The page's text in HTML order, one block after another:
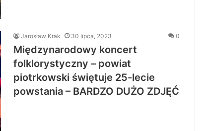
Jarosław Krak 30 lipca, 2023 0
Międzynarodowy koncert
folklorystyczny – powiat
piotrkowski świętuje 25-lecie
powstania – BARDZO DUŻO ZDJĘĆ